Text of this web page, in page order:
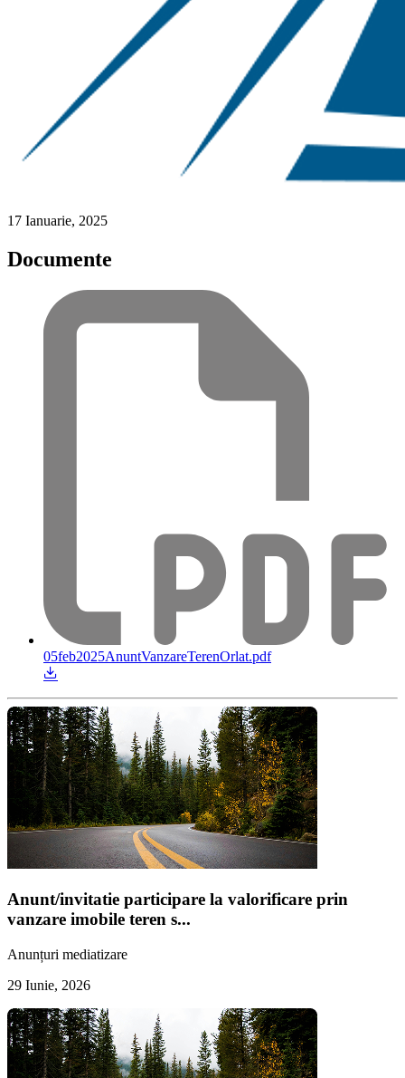
17 Ianuarie, 2025
Documente
05feb2025AnuntVanzareTerenOrlat.pdf
Anunt/invitatie participare la valorificare prin
vanzare imobile teren s...
Anunțuri mediatizare
29 Iunie, 2026